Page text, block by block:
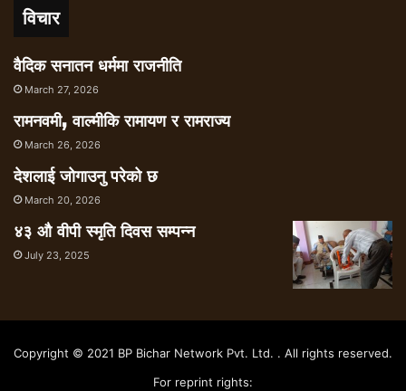
विचार
वैदिक सनातन धर्ममा राजनीति
March 27, 2026
रामनवमी, वाल्मीकि रामायण र रामराज्य
March 26, 2026
देशलाई जोगाउनु परेको छ
March 20, 2026
४३ औ वीपी स्मृति दिवस सम्पन्न
July 23, 2025
Copyright © 2021 BP Bichar Network Pvt. Ltd. . All rights reserved.
For reprint rights: